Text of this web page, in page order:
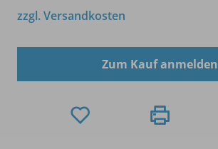
zzgl. Versandkosten
Zum Kauf anmelden